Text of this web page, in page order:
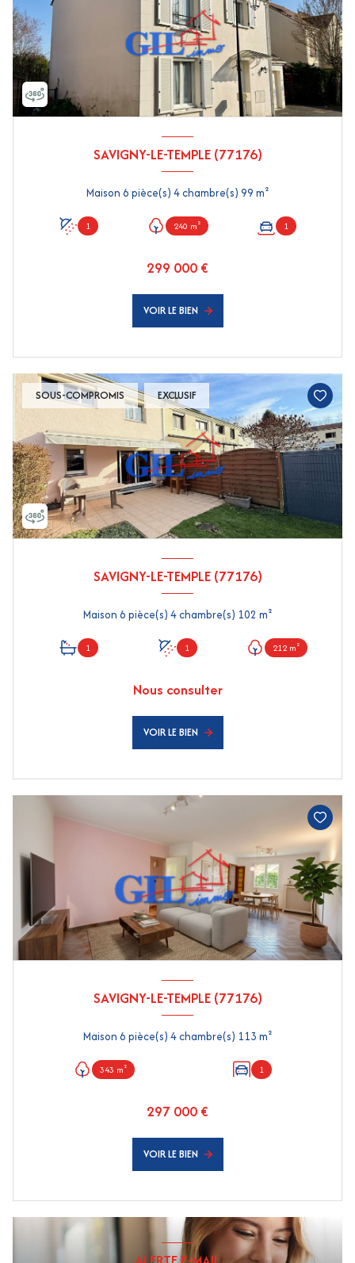
SAVIGNY-LE-TEMPLE (77176)
Maison 6 pièce(s) 4 chambre(s) 99 m²
1 240 m² 1
299 000 €
VOIR LE BIEN
SOUS-COMPROMIS EXCLUSIF
SAVIGNY-LE-TEMPLE (77176)
Maison 6 pièce(s) 4 chambre(s) 102 m²
1 1 212 m²
Nous consulter
VOIR LE BIEN
SAVIGNY-LE-TEMPLE (77176)
Maison 6 pièce(s) 4 chambre(s) 113 m²
343 m² 1
297 000 €
VOIR LE BIEN